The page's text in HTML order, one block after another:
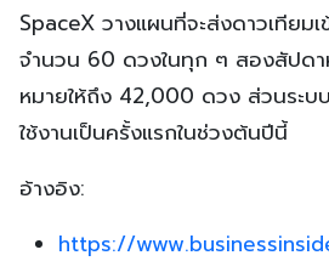
SpaceX วางแผนที่จะส่งดาวเทียมเ
จำนวน 60 ดวงในทุก ๆ สองสัปดา
หมายให้ถึง 42,000 ดวง ส่วนระบ
ใช้งานเป็นครั้งแรกในช่วงต้นปีนี้
อ้างอิง:
https://